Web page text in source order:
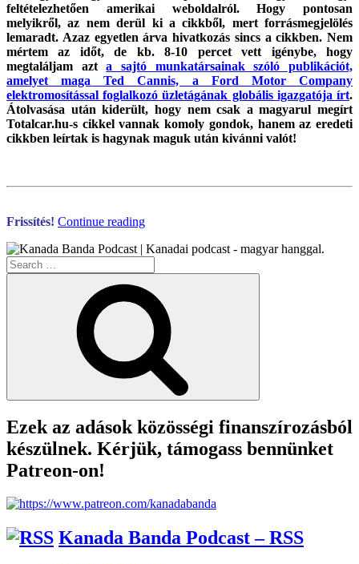
feltételezhetően amerikai weboldalról. Hogy pontosan
melyikről, az nem derül ki a cikkből, mert forrásmegjelölés
lemaradt. Azaz egyetlen árva hivatkozás sincs a cikkben. Nem
mértem az időt, de kb. 8-10 percet vett igénybe, hogy
megtaláljam azta sajtó munkatársainak szóló publikációt,
amelyet maga Ted Cannis, a Ford Motor Company
elektromosítással foglalkozó üzletágának globális igazgatója írt.
Átolvasása után kiderült, hogy nem csak a magyarul megírt
Totalcar.hu-s cikkel vannak komoly gondok, hanem az eredeti
cikkben leírtak is hagynak maguk után kivánni valót!
Frissítés! Continue reading“Totálkáros
Újságírás
Search
for:
Ezek az adások közösségi finanszírozásból
készülnek. Kérjük, támogass bennünket
Patreon-on!
Kanada Banda Podcast – RSS